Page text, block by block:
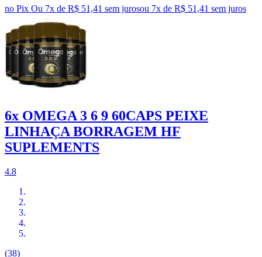
no Pix Ou 7x de R$ 51,41 sem jurosou 7x de R$ 51,41 sem juros
6x OMEGA 3 6 9 60CAPS PEIXE
LINHAÇA BORRAGEM HF
SUPLEMENTS
4.8
(38)